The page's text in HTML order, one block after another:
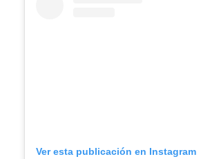
Ver esta publicación en Instagram